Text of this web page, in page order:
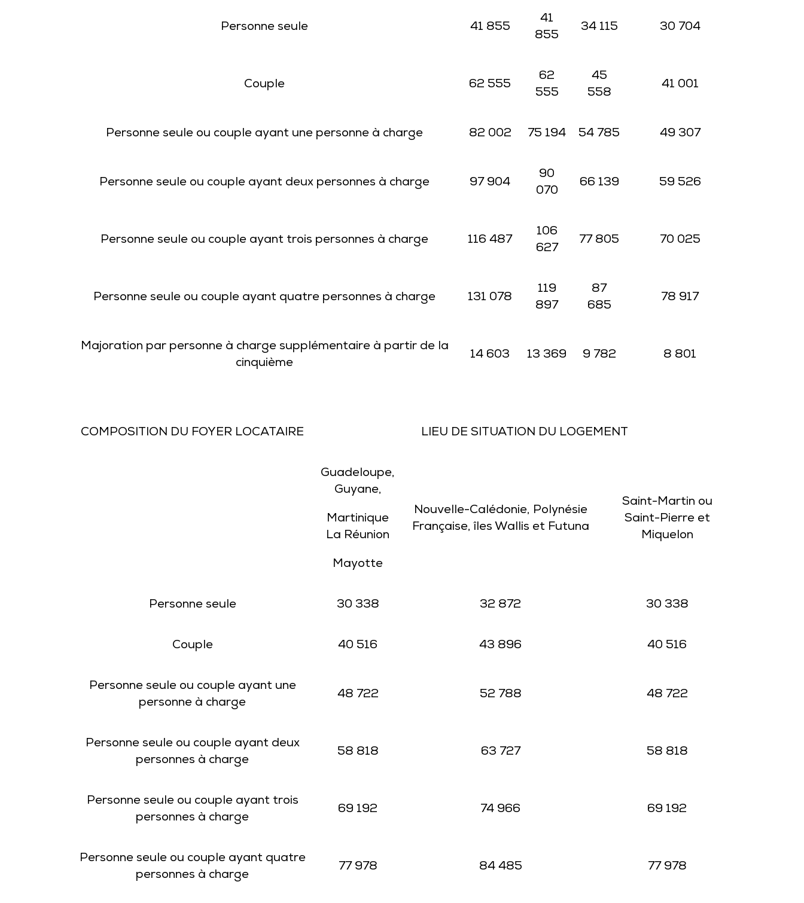
Personne seule 41 855
41
855
34 115 30 704
Couple 62 555
62
555
45
558
41 001
Personne seule ou couple ayant une personne à charge 82 002 75 194 54 785 49 307
Personne seule ou couple ayant deux personnes à charge 97 904
90
070
66 139 59 526
Personne seule ou couple ayant trois personnes à charge 116 487
106
627
77 805 70 025
Personne seule ou couple ayant quatre personnes à charge 131 078
119
897
87
685
78 917
Majoration par personne à charge supplémentaire à partir de la
cinquième
14 603 13 369 9 782 8 801
COMPOSITION DU FOYER LOCATAIRE LIEU DE SITUATION DU LOGEMENT
Guadeloupe,
Guyane,
Martinique
La Réunion
Mayotte
Nouvelle-Calédonie, Polynésie
Française, îles Wallis et Futuna
Saint-Martin ou
Saint-Pierre et
Miquelon
Personne seule 30 338 32 872 30 338
Couple 40 516 43 896 40 516
Personne seule ou couple ayant une
personne à charge
48 722 52 788 48 722
Personne seule ou couple ayant deux
personnes à charge
58 818 63 727 58 818
Personne seule ou couple ayant trois
personnes à charge
69 192 74 966 69 192
Personne seule ou couple ayant quatre
personnes à charge
77 978 84 485 77 978